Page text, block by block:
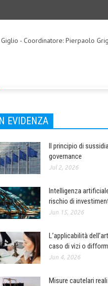
- Coordinatore: Pierpaolo
IN EVIDENZA
Il principio di
governance
Jul 2, 2026
Intelligenza
rischio di
Jun 15, 2026
L’applicabilità
caso di vizi o
Jun 4, 2026
Misure cautelari